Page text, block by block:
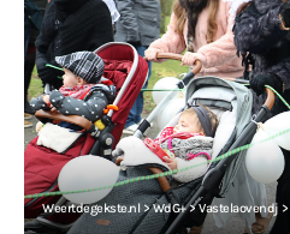
Weertdegekste.nl>WdG+>Vastelaovendj >